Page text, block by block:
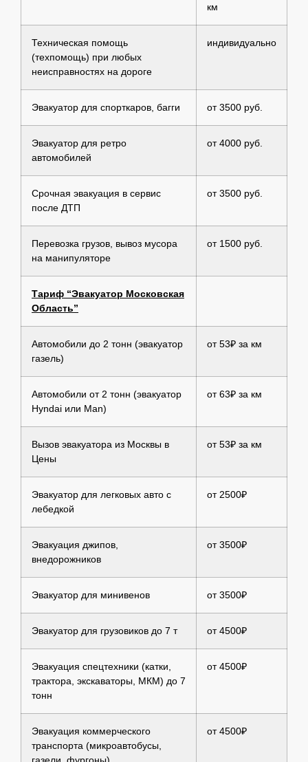
км
Техническая помощь
(техпомощь) при любых
неисправностях на дороге
индивидуально
Эвакуатор для спорткаров, багги от 3500 руб.
Эвакуатор для ретро
автомобилей
от 4000 руб.
Срочная эвакуация в сервис
после ДТП
от 3500 руб.
Перевозка грузов, вывоз мусора
на манипуляторе
от 1500 руб.
Тариф “Эвакуатор Московская
Область”
Автомобили до 2 тонн (эвакуатор
газель)
от 53₽ за км
Автомобили от 2 тонн (эвакуатор
Hyndai или Man)
от 63₽ за км
Вызов эвакуатора из Москвы в
Цены
от 53₽ за км
Эвакуатор для легковых авто с
лебедкой
от 2500₽
Эвакуация джипов,
внедорожников
от 3500₽
Эвакуатор для минивенов от 3500₽
Эвакуатор для грузовиков до 7 т от 4500₽
Эвакуация спецтехники (катки,
трактора, экскаваторы, МКМ) до 7
тонн
от 4500₽
Эвакуация коммерческого
транспорта (микроавтобусы,
газели, фургоны)
от 4500₽